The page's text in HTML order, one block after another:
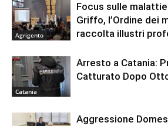
Agrigento
Focus sulle
Griffo, l’Ordine dei
raccolta illustri
Catania
Arresto a Catania:
Catturato Dopo
Aggressione